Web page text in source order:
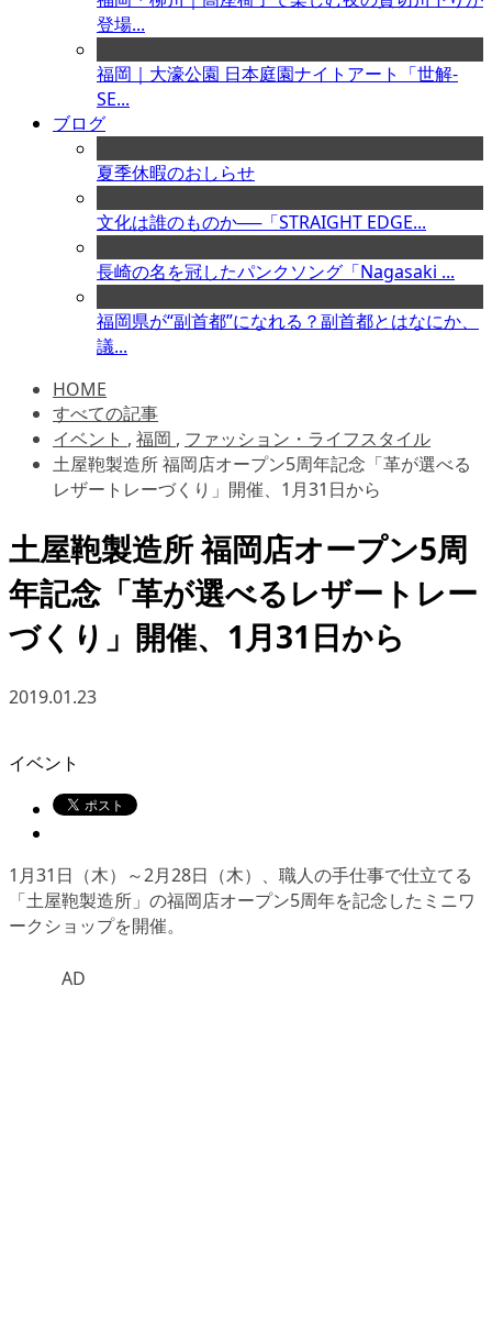
登場...
福岡｜大濠公園 日本庭園ナイトアート「世解-
SE...
ブログ
夏季休暇のおしらせ
文化は誰のものか──「STRAIGHT EDGE...
長崎の名を冠したパンクソング「Nagasaki ...
福岡県が“副首都”になれる？副首都とはなにか、
議...
HOME
すべての記事
イベント , 福岡 , ファッション・ライフスタイル
土屋鞄製造所 福岡店オープン5周年記念「革が選べる
レザートレーづくり」開催、1月31日から
土屋鞄製造所 福岡店オープン5周
年記念「革が選べるレザートレー
づくり」開催、1月31日から
2019.01.23
イベント
1月31日（木）～2月28日（木）、職人の手仕事で仕立てる
「土屋鞄製造所」 の福岡店オープン5周年を記念したミニワ
ークショップを開催。
AD